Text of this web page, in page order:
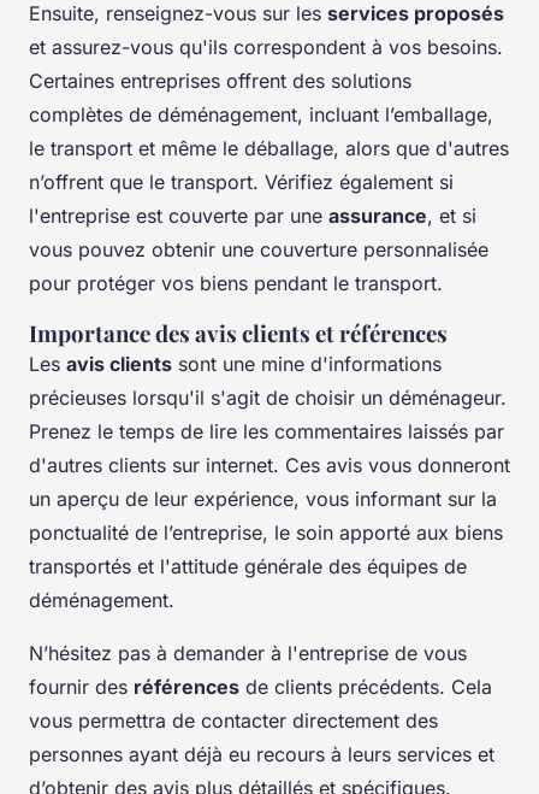
Ensuite, renseignez-vous sur les services proposés
et assurez-vous qu'ils correspondent à vos besoins.
Certaines entreprises offrent des solutions
complètes de déménagement, incluant l’emballage,
le transport et même le déballage, alors que d'autres
n’offrent que le transport. Vérifiez également si
l'entreprise est couverte par une assurance, et si
vous pouvez obtenir une couverture personnalisée
pour protéger vos biens pendant le transport.
Importance des avis clients et références
Les avis clients sont une mine d'informations
précieuses lorsqu'il s'agit de choisir un déménageur.
Prenez le temps de lire les commentaires laissés par
d'autres clients sur internet. Ces avis vous donneront
un aperçu de leur expérience, vous informant sur la
ponctualité de l’entreprise, le soin apporté aux biens
transportés et l'attitude générale des équipes de
déménagement.
N’hésitez pas à demander à l'entreprise de vous
fournir des références de clients précédents. Cela
vous permettra de contacter directement des
personnes ayant déjà eu recours à leurs services et
d’obtenir des avis plus détaillés et spécifiques.